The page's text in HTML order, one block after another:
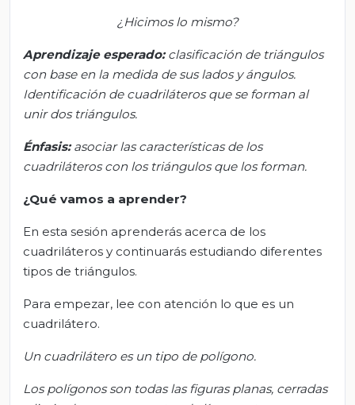
¿Hicimos lo mismo?
Aprendizaje esperado: clasificación de triángulos
con base en la medida de sus lados y ángulos.
Identificación de cuadriláteros que se forman al
unir dos triángulos.
Énfasis:asociar las características de los
cuadriláteros con los triángulos que los forman.
¿Qué vamos a aprender?
En esta sesión aprenderás acerca de los
cuadriláteros y continuarás estudiando diferentes
tipos de triángulos.
Para empezar, lee con atención lo que es un
cuadrilátero.
Un cuadrilátero es un tipo de polígono.
Los polígonos son todas las figuras planas, cerradas